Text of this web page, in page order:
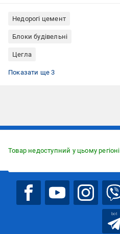
Недорогі цемент
Блоки будівельні
Цегла
Паркани та огорожа
Цемент М-500
Портландцемент
Показати ще 3
Товар недоступний у цьому регіоні
bot